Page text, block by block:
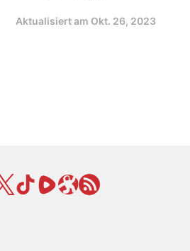
Aktualisiert am Okt. 26, 2023